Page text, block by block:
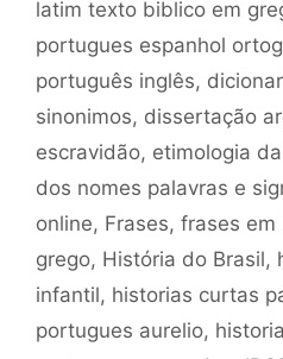
latim texto biblico em
portugues espanhol
português inglês,
sinonimos, dissertação
escravidão, etimologia
dos nomes palavras e
online, Frases, frases em
grego, História do Brasil,
infantil, historias curtas
portugues aurelio,